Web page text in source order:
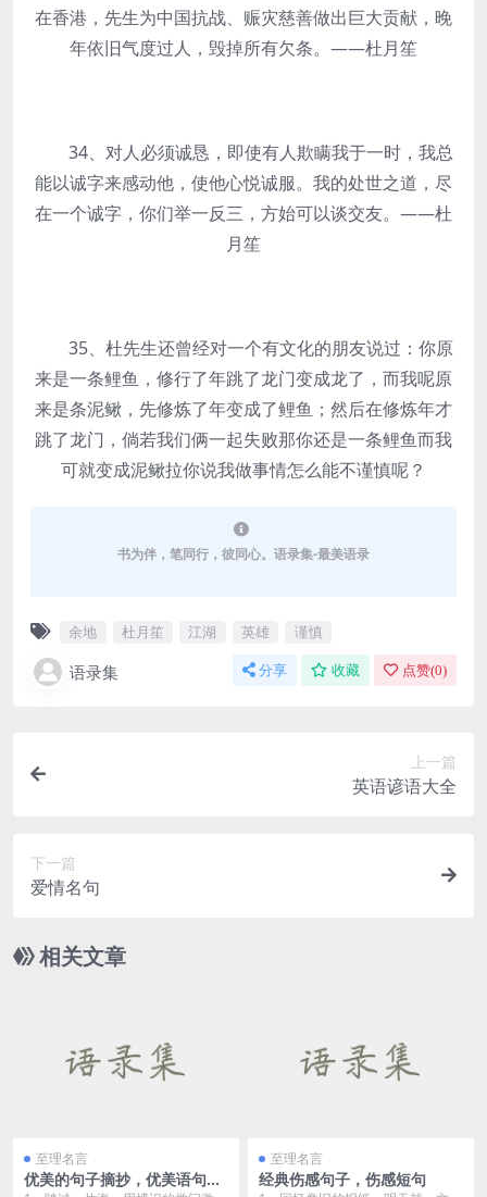
在香港，先生为中国抗战、赈灾慈善做出巨大贡献，晚
年依旧气度过人，毁掉所有欠条。——杜月笙
34、对人必须诚恳，即使有人欺瞒我于一时，我总
能以诚字来感动他，使他心悦诚服。我的处世之道，尽
在一个诚字，你们举一反三，方始可以谈交友。——杜
月笙
35、杜先生还曾经对一个有文化的朋友说过：你原
来是一条鲤鱼，修行了年跳了龙门变成龙了，而我呢原
来是条泥鳅，先修炼了年变成了鲤鱼；然后在修炼年才
跳了龙门，倘若我们俩一起失败那你还是一条鲤鱼而我
可就变成泥鳅拉你说我做事情怎么能不谨慎呢？
书为伴，笔同行，彼同心。语录集-最美语录
余地 杜月笙 江湖 英雄 谨慎
语录集 分享 收藏 点赞(0)
上一篇
英语谚语大全
下一篇
爱情名句
相关文章
至理名言
优美的句子摘抄，优美语句摘
至理名言
经典伤感句子，伤感短句